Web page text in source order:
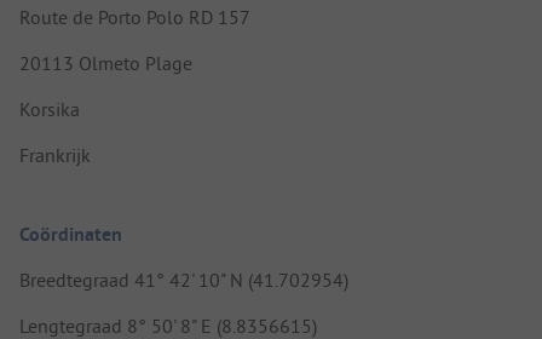
Route de Porto Polo RD 157
20113 Olmeto Plage
Korsika
Frankrijk
Coördinaten
Breedtegraad 41° 42' 10" N (41.702954)
Lengtegraad 8° 50' 8" E (8.8356615)